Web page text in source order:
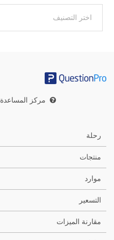
أخرى
مركز المساعدة
رحلة
منتجات
موارد
التسعير
مقارنة الميزات